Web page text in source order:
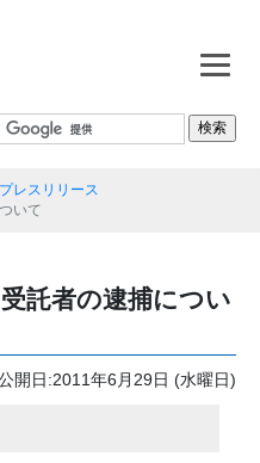
プレスリリース
いて
託者の逮捕につい
開日:2011年6月29日 (水曜日)